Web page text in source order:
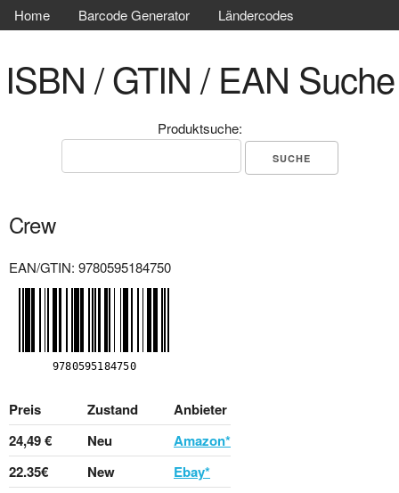
Home Barcode Generator Ländercodes
ISBN / GTIN / EAN Suche
Produktsuche:
Crew
EAN/GTIN: 9780595184750
Preis Zustand
Anbieter
24,49 €
Neu
Amazon*
22.35€
New Ebay*